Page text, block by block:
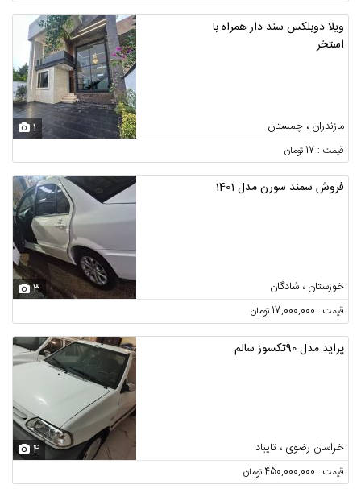
ویلا دوبلکس سند دار همراه با
استخر
مازندران ، چمستان 1
قیمت : 17 تومان
فروش سمند سورن مدل 1401
خوزستان ، شادگان 3
قیمت : 17,000,000 تومان
پراید مدل 90تکسوز سالم
خراسان رضوی ، تایباد 4
قیمت : 450,000,000 تومان